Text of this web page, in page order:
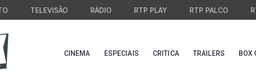
TELEVISÃO RÁDIO RTP PLAY RTP PALCO
CINEMA ESPECIAIS CRITICA TRAILERS BOX